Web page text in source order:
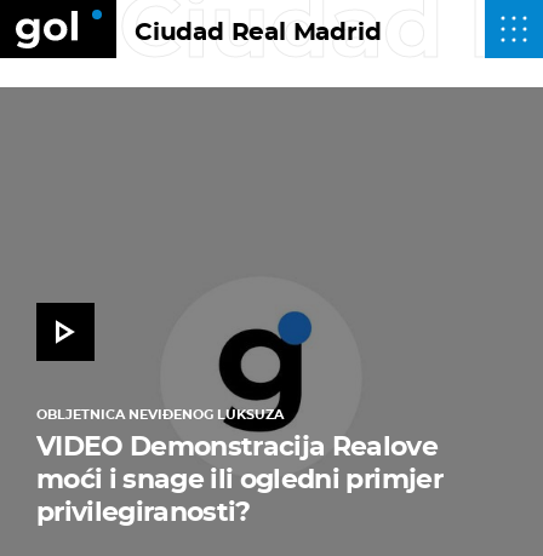
Ciudad Real Madrid
Ciudad
OBLJETNICA NEVIĐENOG LUKSUZA
VIDEO Demonstracija Realove
moći i snage ili ogledni primjer
privilegiranosti?